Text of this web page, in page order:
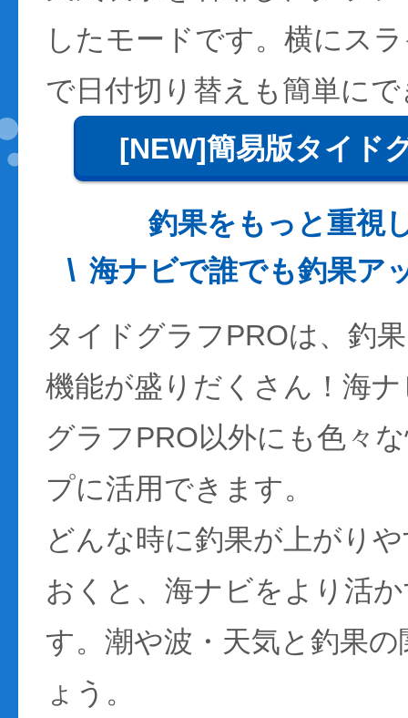
したモードです。横にス
で日付切り替えも簡単に
[NEW]簡易版タイド
釣果をもっと重視
海ナビで誰でも釣果ア
タイドグラフPROは、釣
機能が盛りだくさん！海
グラフPRO以外にも色々
プに活用できます。
どんな時に釣果が上がり
おくと、海ナビをより活
す。潮や波・天気と釣果
ょう。